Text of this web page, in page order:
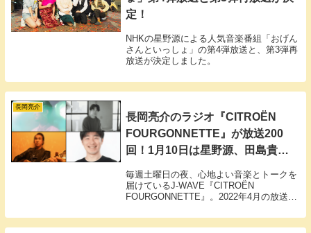
定！
NHKの星野源による人気音楽番組「おげん
さんといっしょ」の第4弾放送と、第3弾再
放送が決定しました。
長岡亮介
長岡亮介のラジオ『CITROËN
FOURGONNETTE』が放送200
回！1月10日は星野源、田島貴
毎週土曜日の夜、心地よい音楽とトークを
届けているJ-WAVE『CITROËN
FOURGONNETTE』。2022年4月の放送開
目を迎えます。2026年1月10日（土）22:00
より放送の特別回は、ナビゲーターの長岡